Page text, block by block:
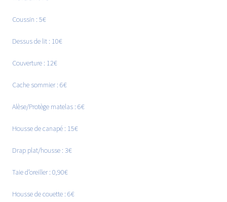
Coussin : 5€
Dessus de lit : 10€
Couverture : 12€
Cache sommier : 6€
Alèse/Protège matelas : 6€
Housse de canapé : 15€
Drap plat/housse : 3€
Taie d’oreiller : 0,90€
Housse de couette : 6€